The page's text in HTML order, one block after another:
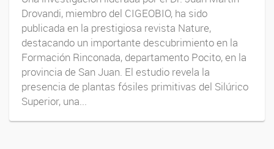
Drovandi, miembro del CIGEOBIO, ha sido
publicada en la prestigiosa revista Nature,
destacando un importante descubrimiento en la
Formación Rinconada, departamento Pocito, en la
provincia de San Juan. El estudio revela la
presencia de plantas fósiles primitivas del Silúrico
Superior, una...